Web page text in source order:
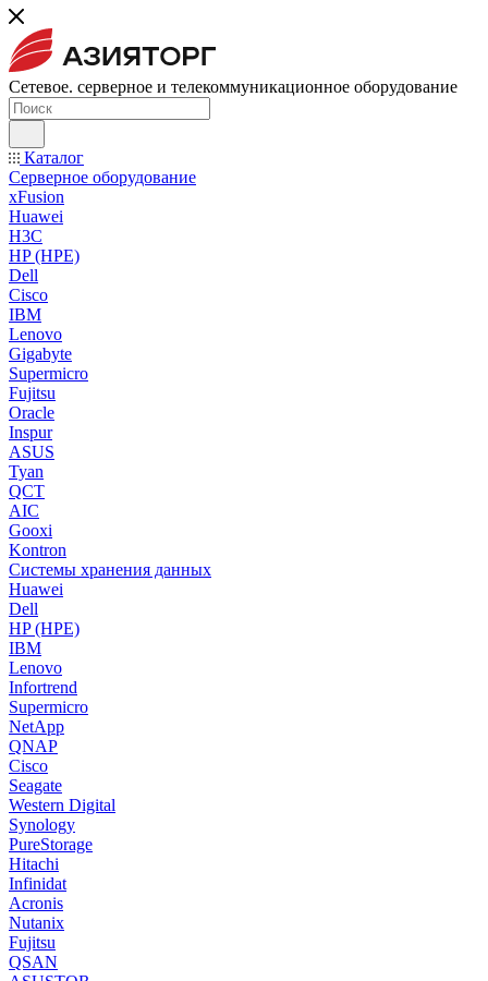
Сетевое. серверное и телекоммуникационное оборудование
Каталог
Серверное оборудование
xFusion
Huawei
H3C
HP (HPE)
Dell
Cisco
IBM
Lenovo
Gigabyte
Supermicro
Fujitsu
Oracle
Inspur
ASUS
Tyan
QCT
AIC
Gooxi
Kontron
Системы хранения данных
Huawei
Dell
HP (HPE)
IBM
Lenovo
Infortrend
Supermicro
NetApp
QNAP
Cisco
Seagate
Western Digital
Synology
PureStorage
Hitachi
Infinidat
Acronis
Nutanix
Fujitsu
QSAN